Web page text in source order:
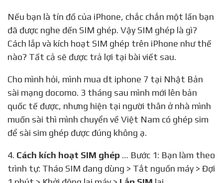
Nếu bạn là tín đồ của iPhone, chắc chắn một lần bạn
đã được nghe đến SIM ghép. Vậy SIM ghép là gì?
Cách lắp và kích hoạt SIM ghép trên iPhone như thế
nào? Tất cả sẽ được trả lợi tại bài viết sau.
Cho mình hỏi, mình mua dt iphone 7 tại Nhật Bản
sài mạng docomo. 3 tháng sau mình mới lên bản
quốc tế được, nhưng hiện tại người thân ở nhà mình
muốn sài thì mình chuyển về Việt Nam có ghép sim
để sài sim ghép được đúng không ạ.
Cách kích hoạt SIM ghép … Bước 1: Bạn làm theo
trình tự: Tháo SIM đang dùng > Tắt nguồn máy > Đợi